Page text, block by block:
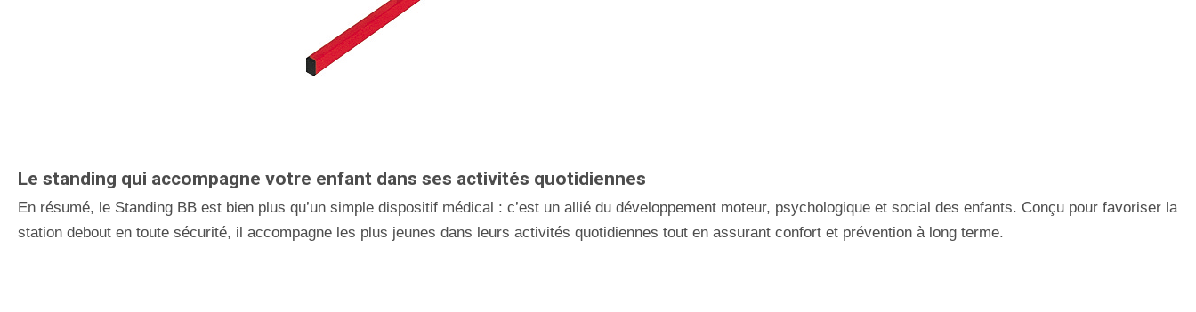
Le standing qui accompagne votre enfant dans ses activités quotidiennes
En résumé, le Standing BB est bien plus qu’un simple dispositif médical : c’est un allié du développement moteur, psychologique et social des enfants. Conçu pour favoriser la
station debout en toute sécurité, il accompagne les plus jeunes dans leurs activités quotidiennes tout en assurant confort et prévention à long terme.